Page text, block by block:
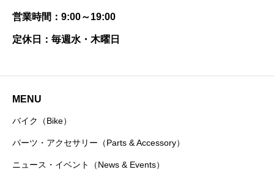
営業時間：9:00～19:00
定休日：毎週水・木曜日
MENU
バイク（Bike）
パーツ・アクセサリー（Parts & Accessory）
ニュース・イベント（News & Events）